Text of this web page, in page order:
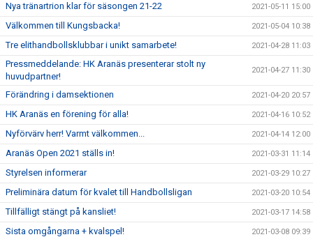
Nya tränartrion klar för säsongen 21-22 2021-05-11 15:00
Välkommen till Kungsbacka! 2021-05-04 10:38
Tre elithandbollsklubbar i unikt samarbete! 2021-04-28 11:03
Pressmeddelande: HK Aranäs presenterar stolt ny
huvudpartner!
2021-04-27 11:30
Förändring i damsektionen 2021-04-20 20:57
HK Aranäs en förening för alla! 2021-04-16 10:52
Nyförvärv herr! Varmt välkommen... 2021-04-14 12:00
Aranäs Open 2021 ställs in! 2021-03-31 11:14
Styrelsen informerar 2021-03-29 10:27
Preliminära datum för kvalet till Handbollsligan 2021-03-20 10:54
Tillfälligt stängt på kansliet! 2021-03-17 14:58
Sista omgångarna + kvalspel! 2021-03-08 09:39